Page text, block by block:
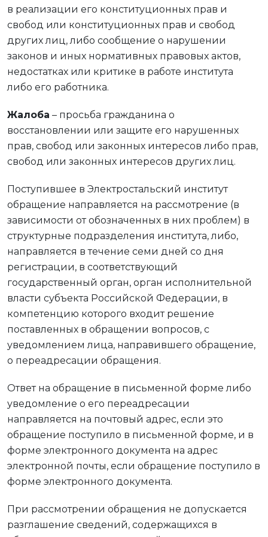
в реализации его конституционных прав и
свобод или конституционных прав и свобод
других лиц, либо сообщение о нарушении
законов и иных нормативных правовых актов,
недостатках или критике в работе института
либо его работника.
Жалоба – просьба гражданина о
восстановлении или защите его нарушенных
прав, свобод или законных интересов либо прав,
свобод или законных интересов других лиц.
Поступившее в Электростальский институт
обращение направляется на рассмотрение (в
зависимости от обозначенных в них проблем) в
структурные подразделения института, либо,
направляется в течение семи дней со дня
регистрации, в соответствующий
государственный орган, орган исполнительной
власти субъекта Российской Федерации, в
компетенцию которого входит решение
поставленных в обращении вопросов, с
уведомлением лица, направившего обращение,
о переадресации обращения.
Ответ на обращение в письменной форме либо
уведомление о его переадресации
направляется на почтовый адрес, если это
обращение поступило в письменной форме, и в
форме электронного документа на адрес
электронной почты, если обращение поступило в
форме электронного документа.
При рассмотрении обращения не допускается
разглашение сведений, содержащихся в